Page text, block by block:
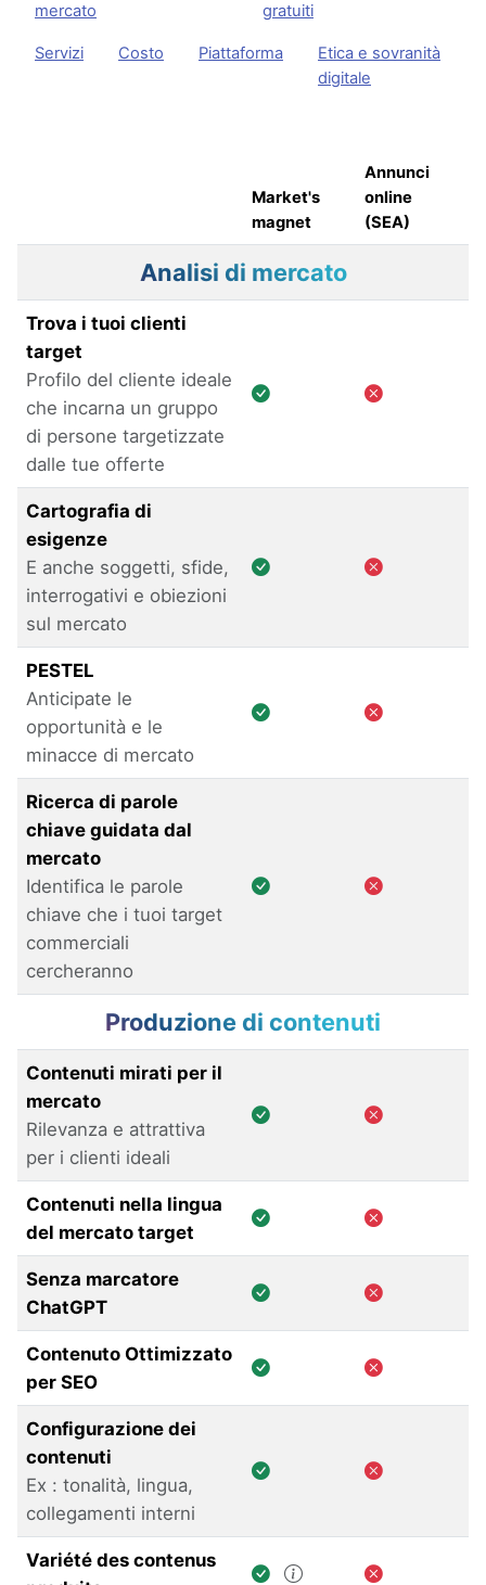
mercato
gratuiti
Servizi Costo Piattaforma
Etica e sovranità
digitale
Market's
magnet
Annunci
online
(SEA)
Analisi di mercato
Trova i tuoi clienti
target
Profilo del cliente ideale
che incarna un gruppo
di persone targetizzate
dalle tue offerte
Cartografia di
esigenze
E anche soggetti, sfide,
interrogativi e obiezioni
sul mercato
PESTEL
Anticipate le
opportunità e le
minacce di mercato
Ricerca di parole
chiave guidata dal
mercato
Identifica le parole
chiave che i tuoi target
commerciali
cercheranno
Produzione di contenuti
Contenuti mirati per il
mercato
Rilevanza e attrattiva
per i clienti ideali
Contenuti nella lingua
del mercato target
Senza marcatore
ChatGPT
Contenuto Ottimizzato
per SEO
Configurazione dei
contenuti
Ex : tonalità, lingua,
collegamenti interni
Variété des contenus